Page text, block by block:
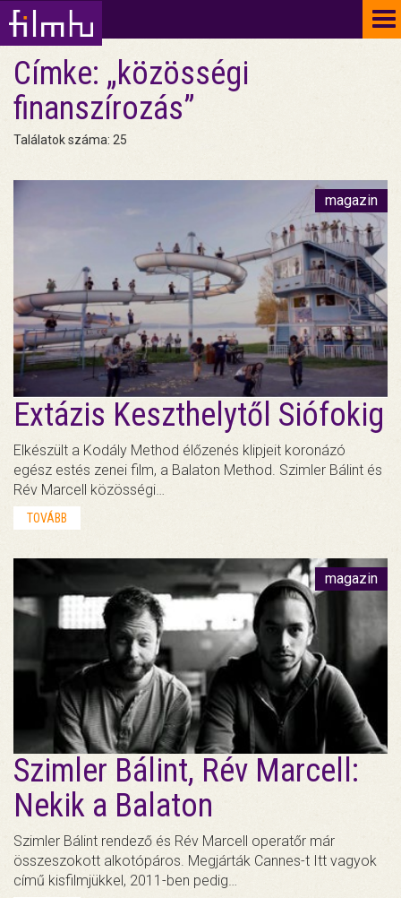
Címke: „közösségi
finanszírozás”
Találatok száma: 25
magazin
Extázis Keszthelytől Siófokig
Elkészült a Kodály Method élőzenés klipjeit koronázó
egész estés zenei film, a Balaton Method. Szimler Bálint és
Rév Marcell közösségi…
TOVÁBB
magazin
Szimler Bálint, Rév Marcell:
Nekik a Balaton
Szimler Bálint rendező és Rév Marcell operatőr már
összeszokott alkotópáros. Megjárták Cannes-t Itt vagyok
című kisfilmjükkel, 2011-ben pedig…